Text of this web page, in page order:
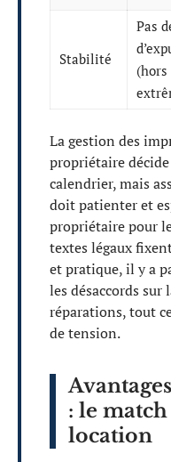
Stabilité
Pas
(hors
La gestion des
propriétaire
calendrier, mais
doit patienter et
propriétaire pour
textes légaux
et pratique, il y a
les désaccords sur
réparations, tout
de tension.
: le
location